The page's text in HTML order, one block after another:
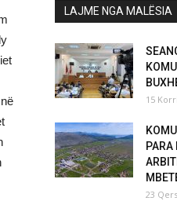
LAJME NGA MALËSIA
15
23